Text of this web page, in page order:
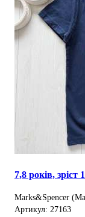
7,8 років,
Marks&Spencer
Артикул: 27163